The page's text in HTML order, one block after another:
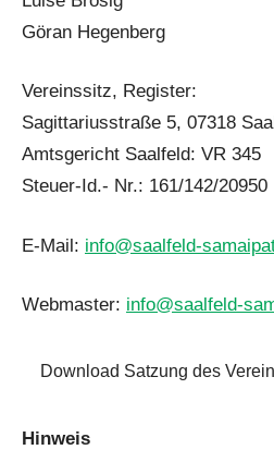
Göran Hegenberg
Vereinssitz, Register:
Sagittariusstraße 5, 07318
Amtsgericht Saalfeld: VR 345
Steuer-Id.- Nr.: 161/142/20950
E-Mail: info@saalfeld-
Webmaster: info@saalfeld-
Download Satzung des
Hinweis